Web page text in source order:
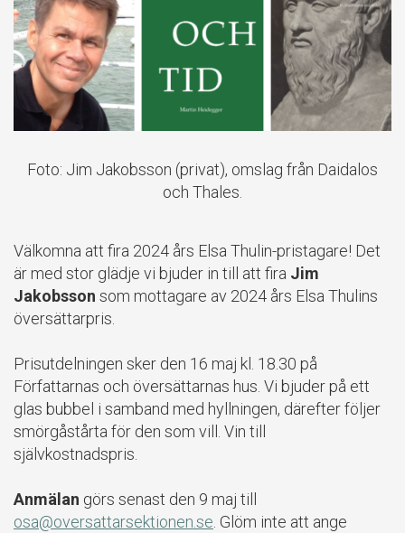
Foto: Jim Jakobsson (privat), omslag från Daidalos
och Thales.
Välkomna att fira 2024 års Elsa Thulin-pristagare! Det
är med stor glädje vi bjuder in till att fira Jim
Jakobsson som mottagare av 2024 års Elsa Thulins
översättarpris.
Prisutdelningen sker den 16 maj kl. 18.30 på
Författarnas och översättarnas hus. Vi bjuder på ett
glas bubbel i samband med hyllningen, därefter följer
smörgåstårta för den som vill. Vin till
självkostnadspris.
Anmälan görs senast den 9 maj till
osa@oversattarsektionen.se. Glöm inte att ange